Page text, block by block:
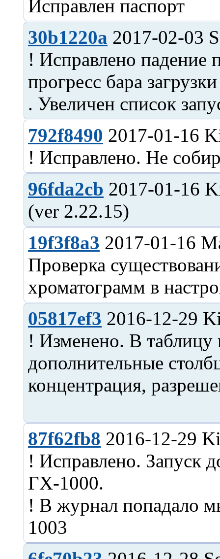
30b1220a 2017-02-03
! Исправлено падение
прогресс бара
792f8490 2017-01-16
96fda2cb 2017-01-16
19f3f8a3 2017-01-16
Проверка
05817ef3 2016-12-29
! Изменено. В таблицу
дополнительные
концентрация,
87f62fb8 2016-12-29
! Исправлено. Запуск
ГХ-1000.
! В журнал попадало